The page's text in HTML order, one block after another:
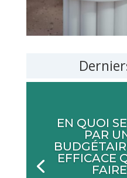
EN QUOI
PAR
EFFICACE